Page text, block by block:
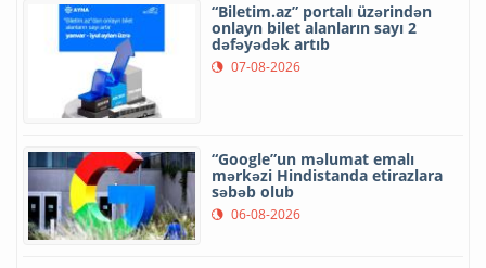
“Biletim.az” portalı üzərindən
onlayn bilet alanların sayı 2
dəfəyədək artıb
07-08-2026
“Google”un məlumat emalı
mərkəzi Hindistanda etirazlara
səbəb olub
06-08-2026